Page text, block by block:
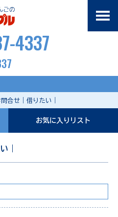
4337
合せ｜借りたい｜
お気に入りリスト
｜